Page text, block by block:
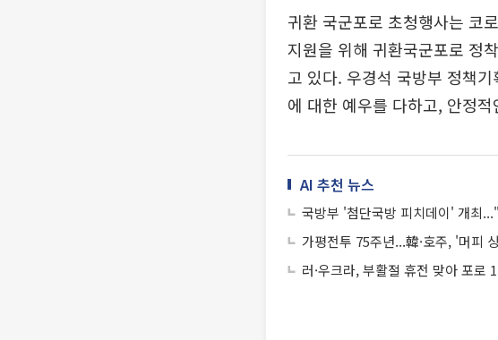
귀환 국군포로 초청행사는 코
지원을 위해 귀환국군포로 정
고 있다. 우경석 국방부 정책
에 대한 예우를 다하고, 안정
AI 추천 뉴스
국방부 '첨단국방 피치데이' 개최
가평전투 75주년...韓·호주, '머피
러·우크라, 부활절 휴전 맞아 포로